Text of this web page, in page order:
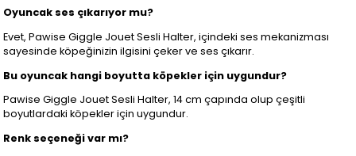
Oyuncak ses çıkarıyor mu?
Evet, Pawise Giggle Jouet Sesli Halter, içindeki ses mekanizması
sayesinde köpeğinizin ilgisini çeker ve ses çıkarır.
Bu oyuncak hangi boyutta köpekler için uygundur?
Pawise Giggle Jouet Sesli Halter, 14 cm çapında olup çeşitli
boyutlardaki köpekler için uygundur.
Renk seçeneği var mı?